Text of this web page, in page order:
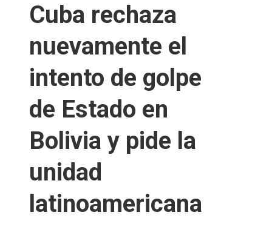
Cuba rechaza
nuevamente el
intento de golpe
de Estado en
Bolivia y pide la
unidad
latinoamericana